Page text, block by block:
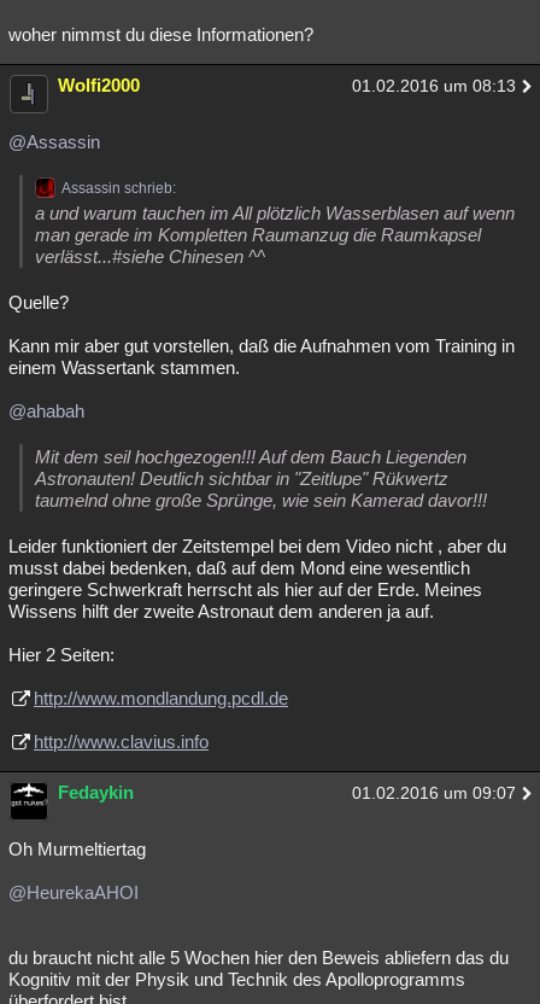
woher nimmst du diese Informationen?
Wolfi2000 01.02.2016 um 08:13
@Assassin
Assassin schrieb:
a und warum tauchen im All plötzlich Wasserblasen auf wenn
man gerade im Kompletten Raumanzug die Raumkapsel
verlässt...#siehe Chinesen ^^
Quelle?
Kann mir aber gut vorstellen, daß die Aufnahmen vom Training in
einem Wassertank stammen.
@ahabah
Mit dem seil hochgezogen!!! Auf dem Bauch Liegenden
Astronauten! Deutlich sichtbar in "Zeitlupe" Rükwertz
taumelnd ohne große Sprünge, wie sein Kamerad davor!!!
Leider funktioniert der Zeitstempel bei dem Video nicht , aber du
musst dabei bedenken, daß auf dem Mond eine wesentlich
geringere Schwerkraft herrscht als hier auf der Erde. Meines
Wissens hilft der zweite Astronaut dem anderen ja auf.
Hier 2 Seiten:
http://www.mondlandung.pcdl.de
http://www.clavius.info
Fedaykin 01.02.2016 um 09:07
Oh Murmeltiertag
@HeurekaAHOI
du braucht nicht alle 5 Wochen hier den Beweis abliefern das du
Kognitiv mit der Physik und Technik des Apolloprogramms